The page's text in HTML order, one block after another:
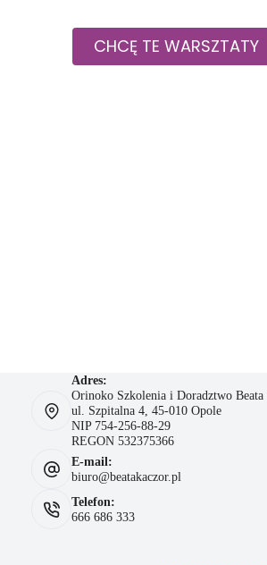
CHCĘ TE WARSZTATY
Adres:
Orinoko Szkolenia i Doradztwo Beata
ul. Szpitalna 4, 45-010 Opole
NIP 754-256-88-29
REGON 532375366
E-mail:
biuro@beatakaczor.pl
Telefon:
666 686 333